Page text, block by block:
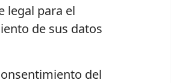
legal para el
de sus datos
del